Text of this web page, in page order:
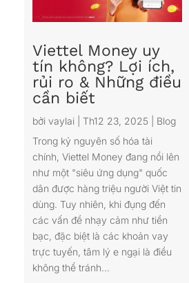
Viettel Money uy
tín không? Lợi ích,
rủi ro & Những điều
cần biết
bởi vaylai| Th12 23, 2025
Blog
Trong kỷ nguyên số hóa tài
chính, Viettel Money đang nổi lên
như một "siêu ứng dụng" quốc
dân được hàng triệu người Việt tin
dùng. Tuy nhiên, khi đụng đến
các vấn đề nhạy cảm như tiền
bạc, đặc biệt là các khoản vay
trực tuyến, tâm lý e ngại là điều
không thể tránh...